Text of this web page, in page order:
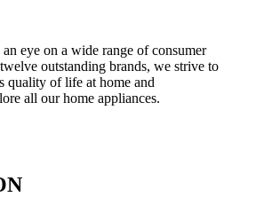
eye on a wide range of consumer
outstanding brands, we strive to
quality of life at home and
all our home appliances.